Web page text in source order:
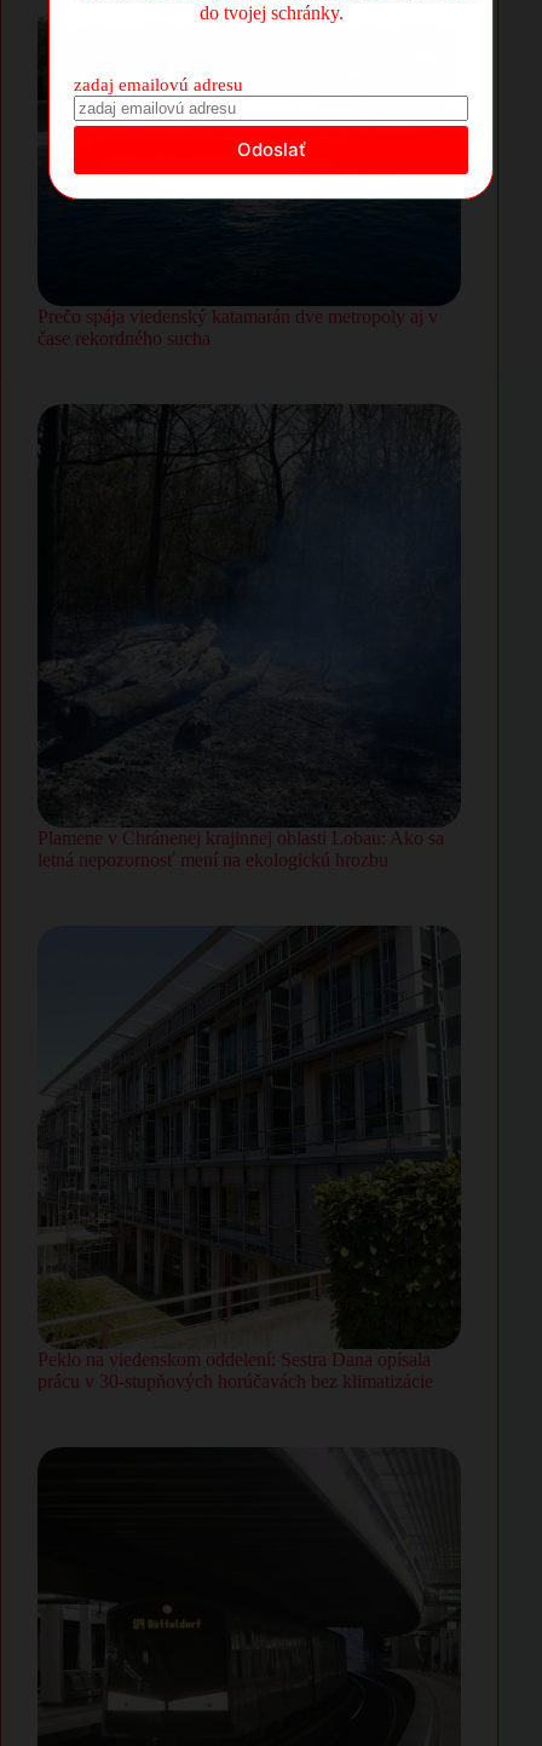
Prečo spája viedenský katamarán dve metropoly aj v
čase rekordného sucha
Plamene v Chránenej krajinnej oblasti Lobau: Ako sa
letná nepozornosť mení na ekologickú hrozbu
Peklo na viedenskom oddelení: Sestra Dana opísala
prácu v 30-stupňových horúčavách bez klimatizácie
do tvojej schránky.
zadaj emailovú adresu